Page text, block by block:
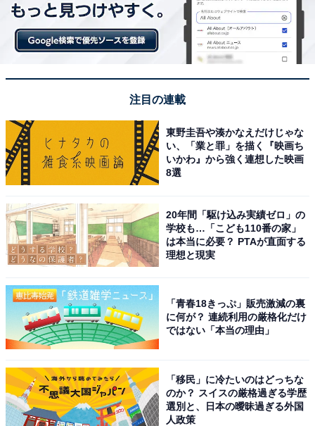
北浦和駅から徒歩7分と好アクセスで、駐車場も100
台分あるので電車でも車でも来やすいです。食事処
アクセス・料金情報は？ 泊まれる？
アクセス
注目の連載
東野圭吾や湊かなえだけじゃな
い、「業と罪」を描く『映画ち
いかわ』から強く連想した映画
8選
20年間「駆け込み実績ゼロ」の
学校も…「こども110番の家」
は本当に必要？ PTAが直面する
理想と現実
「青春18きっぷ」販売激減の裏
に何が？ 連続利用の厳格化だけ
ではない「本当の理由」
「移民」に冷たいのはどっちな
のか？ スイスの厳格過ぎる学歴
選別と、日本の曖昧過ぎる外国
人政策